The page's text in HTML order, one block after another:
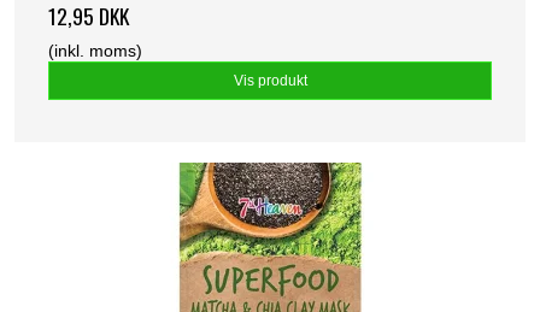
12,95 DKK
(inkl. moms)
Vis produkt